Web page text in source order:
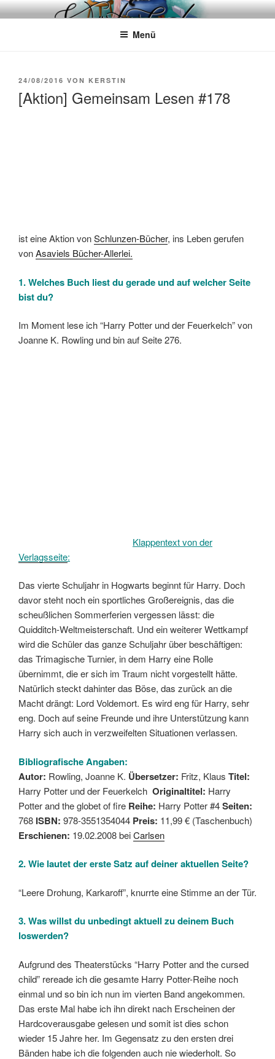
Zum
InhaltWÖRTERKATZE
Von Büchern erzählen
Menü
VERÖFFENTLICHT
24/08/2016 VON KERSTIN
[Aktion] Gemeinsam Lesen #178
ist eine Aktion vonSchlunzen-Bücher, ins Leben gerufen
vonAsaviels Bücher-Allerlei.
1. Welches Buch liest du gerade und auf welcher Seite
bist du?
Im Moment lese ich “Harry Potter und der Feuerkelch” von
Joanne K. Rowling und bin auf Seite 276.
Klappentext von der
Verlagsseite:
Das vierte Schuljahr in Hogwarts beginnt für Harry. Doch
davor steht noch ein sportliches Großereignis, das die
scheußlichen Sommerferien vergessen lässt: die
Quidditch-Weltmeisterschaft. Und ein weiterer Wettkampf
wird die Schüler das ganze Schuljahr über beschäftigen:
das Trimagische Turnier, in dem Harry eine Rolle
übernimmt, die er sich im Traum nicht vorgestellt hätte.
Natürlich steckt dahinter das Böse, das zurück an die
Macht drängt: Lord Voldemort. Es wird eng für Harry, sehr
eng. Doch auf seine Freunde und ihre Unterstützung kann
Harry sich auch in verzweifelten Situationen verlassen.
Bibliografische Angaben:
Autor: Rowling, Joanne K. Übersetzer: Fritz, Klaus Titel:
Harry Potter und der Feuerkelch Originaltitel: Harry
Potter and the globet of fire Reihe: Harry Potter #4Seiten:
768 ISBN: 978-3551354044 Preis: 11,99 € (Taschenbuch)
Erschienen: 19.02.2008 beiCarlsen
2. Wie lautet der erste Satz auf deiner aktuellen Seite?
“Leere Drohung, Karkaroff”, knurrte eine Stimme an der Tür.
3. Was willst du unbedingt aktuell zu deinem Buch
loswerden?
Aufgrund des Theaterstücks “Harry Potter and the cursed
child” rereade ich die gesamte Harry Potter-Reihe noch
einmal und so bin ich nun im vierten Band angekommen.
Das erste Mal habe ich ihn direkt nach Erscheinen der
Hardcoverausgabe gelesen und somit ist dies schon
wieder 15 Jahre her. Im Gegensatz zu den ersten drei
Bänden habe ich die folgenden auch nie wiederholt. So